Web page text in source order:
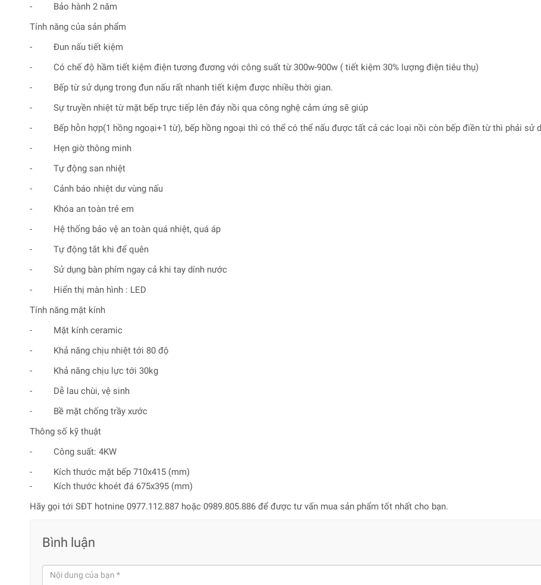
- Bảo hành 2 năm
Tính năng của sản phẩm
- Đun nấu tiết kiệm
- Có chế độ hầm tiết kiệm điện tương đương với công suất từ 300w-900w ( tiết kiệm 30% lượng điện tiêu thụ)
- Bếp từ sử dụng trong đun nấu rất nhanh tiết kiệm được nhiều thời gian.
- Sự truyền nhiệt từ mặt bếp trực tiếp lên đáy nồi qua công nghệ cảm ứng sẽ giúp
- Bếp hỗn hợp(1 hồng ngoại+1 từ), bếp hồng ngoại thì có thể có thể nấu được tất cả các loại nồi còn bếp điền từ thì phải sử
- Hẹn giờ thông minh
- Tự động san nhiệt
- Cảnh báo nhiệt dư vùng nấu
- Khóa an toàn trẻ em
- Hệ thống bảo vệ an toàn quá nhiệt, quá áp
- Tự động tắt khi để quên
- Sử dụng bàn phím ngay cả khi tay dính nước
- Hiển thị màn hình : LED
Tính năng mặt kính
- Mặt kính ceramic
- Khả năng chịu nhiệt tới 80 độ
- Khả năng chịu lực tới 30kg
- Dễ lau chùi, vệ sinh
- Bề mặt chống trầy xước
Thông số kỹ thuật
- Công suất: 4KW
- Kích thước mặt bếp 710x415 (mm)
- Kích thước khoét đá 675x395 (mm)
Hãy gọi tới SĐT hotnine 0977.112.887 hoặc 0989.805.886 để được tư vấn mua sản phẩm tốt nhất cho bạn.
Bình luận